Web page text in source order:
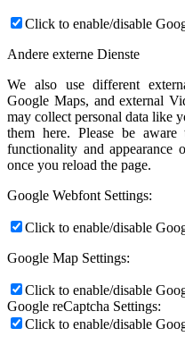
Click to enable/disable
Andere externe Dienste
We also use different
Google Maps, and external
may collect personal data like
them here. Please be
functionality and
once you reload the page.
Google Webfont Settings:
Click to enable/disable
Google Map Settings:
Click to enable/disable
Google reCaptcha Settings:
Click to enable/disable